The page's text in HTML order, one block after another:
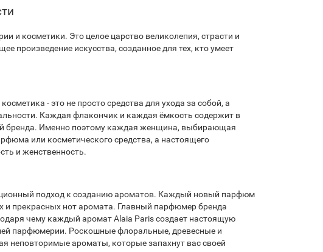
и косметики. Это целое царство великолепия, страсти и
произведение искусства, созданное для тех, кто умеет
- это не просто средства для ухода за собой, а
Каждая флакончик и каждая ёмкость содержит в
бренда. Именно поэтому каждая женщина, выбирающая
или косметического средства, а настоящего
и женственность.
подход к созданию ароматов. Каждый новый парфюм
и прекрасных нот аромата. Главный парфюмер бренда
чему каждый аромат Alaia Paris создает настоящую
парфюмерии. Роскошные флоральные, древесные и
неповторимые ароматы, которые запахнут вас своей